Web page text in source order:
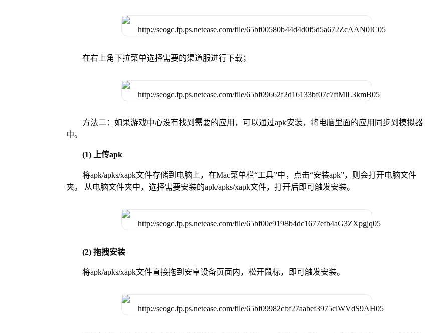
在右上角下拉菜单选择需要的渠道服进行下载；
方法二：如果游戏中心没有找到需要的应用，可以通过apk安装，将电脑里面的应用同步到模拟器
中。
(1) 上传apk
将apk/apks/xapk文件存储到电脑上，在Mac菜单栏“工具”中，点击“安装apk”，则会打开电脑文件
夹。 从电脑文件夹中，选择需要安装的apk/apks/xapk文件，打开后即可触发安装。
(2) 拖拽安装
将apk/apks/xapk文件直接拖到安卓设备页面内，松开鼠标，即可触发安装。